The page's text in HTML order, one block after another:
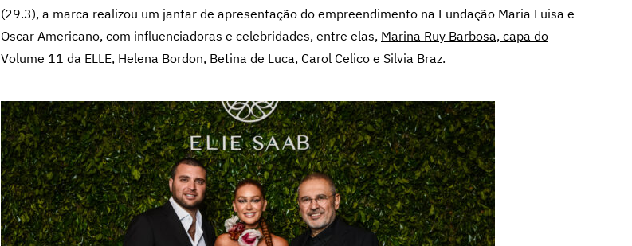
(29.3), a marca realizou um jantar de apresentação do empreendimento na Fundação Maria Luisa e
Oscar Americano, com influenciadoras e celebridades, entre elas, Marina Ruy Barbosa, capa do
Volume 11 da ELLE, Helena Bordon, Betina de Luca, Carol Celico e Silvia Braz.